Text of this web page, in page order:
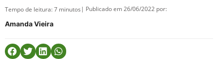
Tempo de leitura:7 minutos | Publicado em 26/06/2022 por:
Amanda Vieira